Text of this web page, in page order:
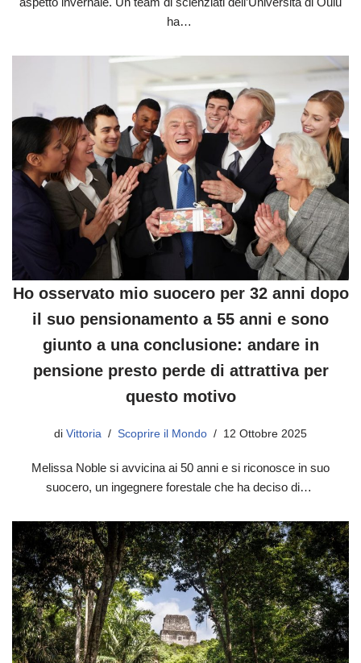
ha…
Ho osservato mio suocero per 32 anni dopo
il suo pensionamento a 55 anni e sono
giunto a una conclusione: andare in
pensione presto perde di attrattiva per
questo motivo
di Vittoria Scoprire il Mondo 12 Ottobre 2025
Melissa Noble si avvicina ai 50 anni e si riconosce in suo
suocero, un ingegnere forestale che ha deciso di…